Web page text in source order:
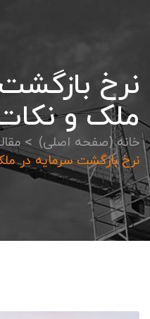
نرخ
ملک و
خانه (صفحه اصلی)
نرخ بازگشت سرمایه در